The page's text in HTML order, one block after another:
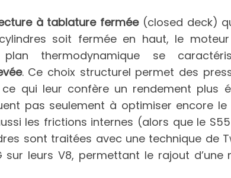
à tablature fermée(closed deck)
soit fermée en haut, le
thermodynamique se
. Ce choix structurel permet des
qui leur confère un rendement plus
pas seulement à optimiser encore le
les frictions internes (alors que le
sont traitées avec une technique de
sur leurs V8, permettant le rajout d’une